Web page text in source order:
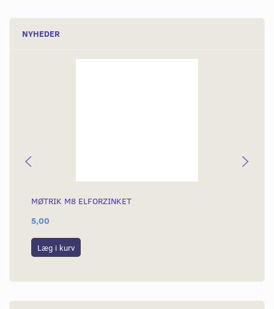
NYHEDER
MØTRIK M8 ELFORZINKET
5,00
Læg i kurv